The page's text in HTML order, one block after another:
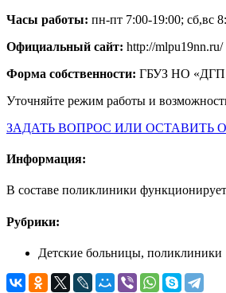
Часы работы: пн-пт 7:00-19:00; сб,вс
Официальный сайт: http://mlpu19nn.ru/
Форма собственности: ГБУЗ НО «ДГП
Уточняйте режим работы и
ЗАДАТЬ ВОПРОС ИЛИ ОСТАВИТЬ
Информация:
В составе поликлиники
Рубрики:
Детские больницы, поликлиники